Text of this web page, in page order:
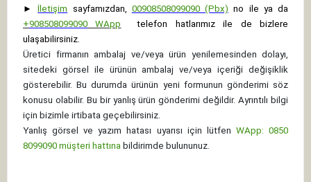
►
İletişim sayfamızdan, 00908508099090 (Pbx) no ile ya da
+908508099090 WApp
telefon hatlarımız ile de bizlere
ulaşabilirsiniz.
Üretici firmanın ambalaj ve/veya ürün yenilemesinden dolayı,
sitedeki görsel ile ürünün ambalaj ve/veya içeriği değişiklik
gösterebilir. Bu durumda ürünün yeni formunun gönderimi söz
konusu olabilir. Bu bir yanlış ürün gönderimi değildir. Ayrıntılı bilgi
için bizimle irtibata geçebilirsiniz.
Yanlış görsel ve yazım hatası uyarısı için lütfen WApp: 0850
8099090 müşteri hattına bildirimde bulununuz.